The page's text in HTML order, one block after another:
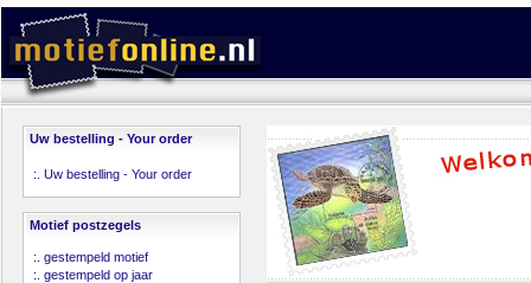
Uw bestelling - Your order
:. Uw bestelling - Your order
Motief postzegels
:. gestempeld motief
:. gestempeld op jaar